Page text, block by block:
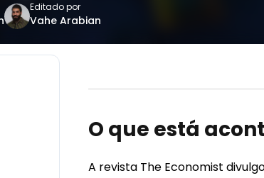
Editado por
Vahe Arabian
O que está
A revista The Economist